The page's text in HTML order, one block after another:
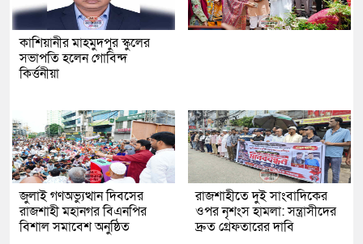
কাশিয়ানীর মাহমুদপুর স্কুলের
সভাপতি হলেন গোবিন্দ
কির্ত্তনীয়া
জুলাই গণঅভ্যুত্থান দিবসের
রাজশাহী মহানগর বিএনপির
বিশাল সমাবেশ অনুষ্ঠিত
রাজশাহীতে দুই সাংবাদিকের
ওপর নৃশংস হামলা: সন্ত্রাসীদের
দ্রুত গ্রেফতারের দাবি